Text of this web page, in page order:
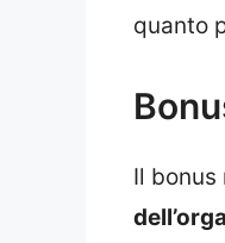
quanto
Il